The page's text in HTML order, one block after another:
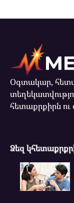
Օգտակար,
հետաքրքիրն
Ձեզ